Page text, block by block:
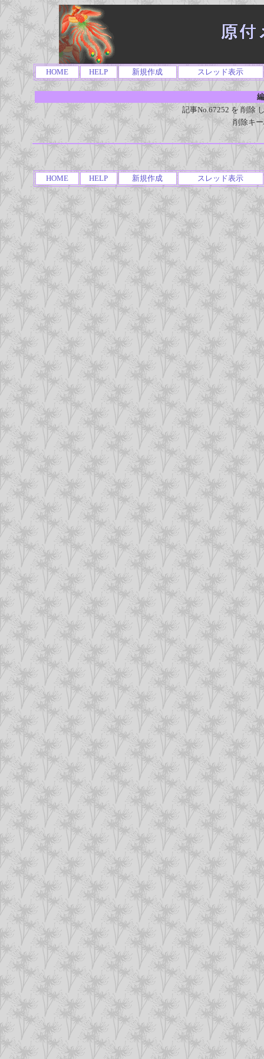
HOME HELP 新規作成 スレッド表示
記事No.67252 を 削除
削除キ
HOME HELP 新規作成 スレッド表示